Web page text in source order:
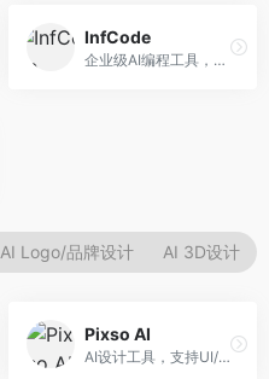
InfCode
企业级AI编程工具，专注于团队协作开发。面向企业开发团队，提供代码生成、代码审查、团队协作等服务，企业级功能完善。
AI Logo/品牌设计 AI 3D设计
Pixso AI
AI设计工具，支持UI/UX设计全流程。面向设计师和产品团队，提供界面生成、设计优化、协作评审等服务，国产替代方案，团队协作便捷。